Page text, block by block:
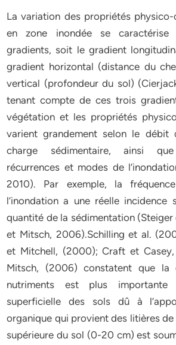
La variation des propriétés
en zone inondée se
gradients, soit le gradient
gradient horizontal (distance du
vertical (profondeur du sol)
tenant compte de ces trois
végétation et les propriétés
varient grandement selon le débit
charge sédimentaire, ainsi
récurrences et modes de
2010). Par exemple, la
l’inondation a une réelle
quantité de la sédimentation
et Mitsch, 2006).Schilling et al.
et Mitchell, (2000); Craft et
Mitsch, (2006) constatent que la
nutriments est plus
superficielle des sols dû à
organique qui provient des litières
supérieure du sol (0-20 cm) est